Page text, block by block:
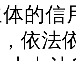
的信
依法